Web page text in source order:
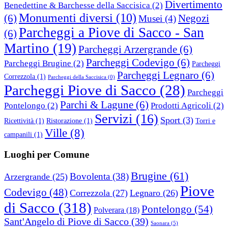
Benedettine & Barchesse della Saccisica (2) Divertimento
(6) Monumenti diversi (10) Musei (4)Negozi
(6) Parcheggi a Piove di Sacco - San
Martino (19) Parcheggi Arzergrande (6)
Parcheggi Brugine (2) Parcheggi Codevigo (6) Parcheggi
Correzzola (1) Parcheggi della Saccisica (0) Parcheggi Legnaro (6)
Parcheggi Piove di Sacco (28) Parcheggi
Pontelongo (2) Parchi & Lagune (6) Prodotti Agricoli (2)
Ricettività (1) Ristorazione (1) Servizi (16) Sport (3) Torri e
campanili (1) Ville (8)
Luoghi per Comune
Arzergrande (25) Bovolenta (38)Brugine (61)
Codevigo (48) Correzzola (27) Legnaro (26) Piove
di Sacco (318) Polverara (18) Pontelongo (54)
Sant'Angelo di Piove di Sacco (39) Saonara (5)